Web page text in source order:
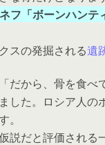
フ「ボーンハンテ
スの発掘される遺
だから、骨を食べ
した。ロシア人の
。
説だと評価される